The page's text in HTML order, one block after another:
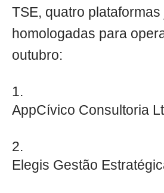
TSE, quatro plataformas
homologadas para
outubro:
AppCívico Consultoria
Elegis Gestão